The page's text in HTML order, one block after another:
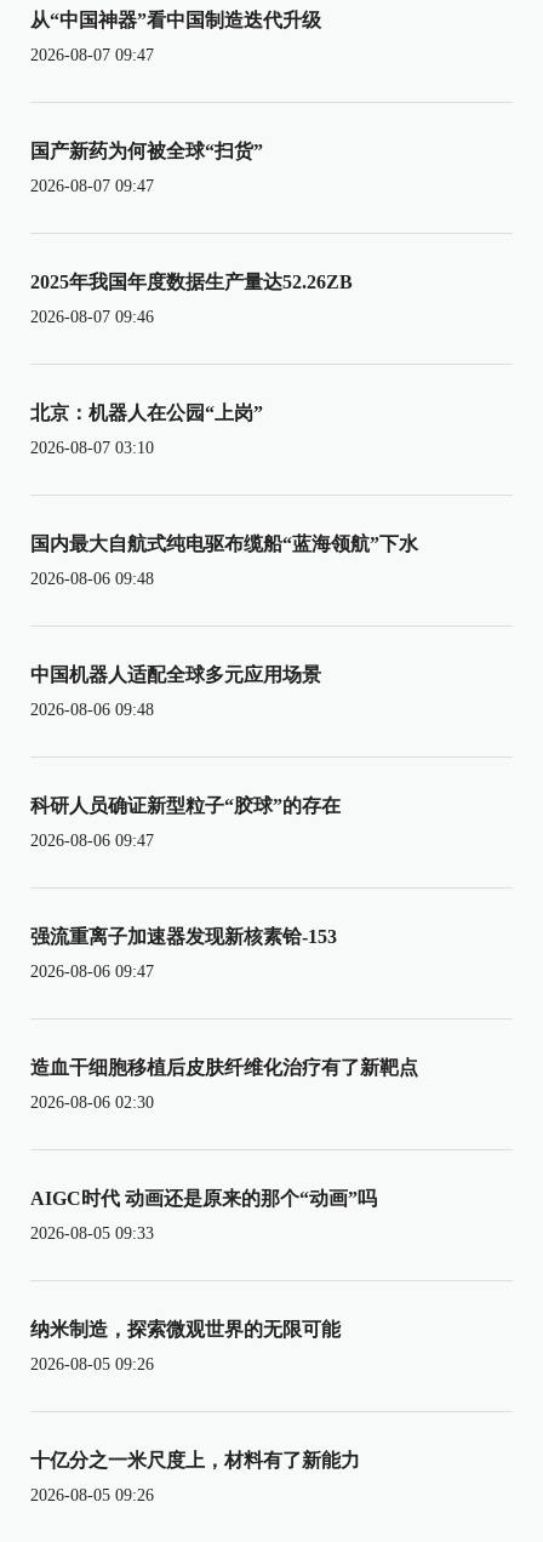
从“中国神器”看中国制造迭代升级
2026-08-07 09:47
国产新药为何被全球“扫货”
2026-08-07 09:47
2025年我国年度数据生产量达52.26ZB
2026-08-07 09:46
北京：机器人在公园“上岗”
2026-08-07 03:10
国内最大自航式纯电驱布缆船“蓝海领航”下水
2026-08-06 09:48
中国机器人适配全球多元应用场景
2026-08-06 09:48
科研人员确证新型粒子“胶球”的存在
2026-08-06 09:47
强流重离子加速器发现新核素铪-153
2026-08-06 09:47
造血干细胞移植后皮肤纤维化治疗有了新靶点
2026-08-06 02:30
AIGC时代 动画还是原来的那个“动画”吗
2026-08-05 09:33
纳米制造，探索微观世界的无限可能
2026-08-05 09:26
十亿分之一米尺度上，材料有了新能力
2026-08-05 09:26